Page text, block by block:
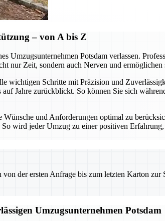
– von A bis Z
Potsdam verlassen.
nur Zeit, sondern auch Nerven und
Schritte mit Präzision und
Jahre zurückblickt. So können Sie sich
und Anforderungen optimal zu
wird jeder Umzug zu einer positiven
der ersten Anfrage bis zum letzten Karton
Umzugsunternehmen Potsdam